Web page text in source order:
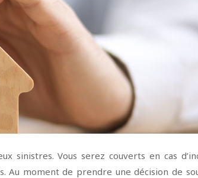
Vous serez couverts en cas
moment de prendre une décision de